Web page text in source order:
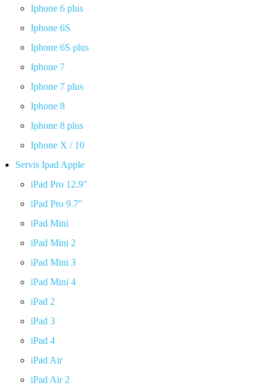
Iphone 6 plus
Iphone 6S
Iphone 6S plus
Iphone 7
Iphone 7 plus
Iphone 8
Iphone 8 plus
Iphone X / 10
Servis Ipad Apple
iPad Pro 12.9"
iPad Pro 9.7"
iPad Mini
iPad Mini 2
iPad Mini 3
iPad Mini 4
iPad 2
iPad 3
iPad 4
iPad Air
iPad Air 2